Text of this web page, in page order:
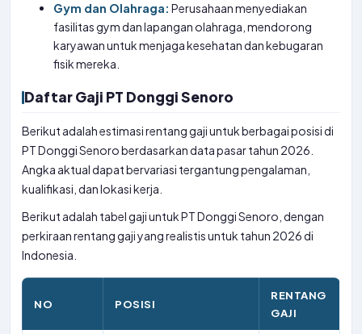
Gym dan Olahraga: Perusahaan menyediakan
fasilitas gym dan lapangan olahraga, mendorong
karyawan untuk menjaga kesehatan dan kebugaran
fisik mereka.
Daftar Gaji PT Donggi Senoro
Berikut adalah estimasi rentang gaji untuk berbagai posisi di
PT Donggi Senoro berdasarkan data pasar tahun 2026.
Angka aktual dapat bervariasi tergantung pengalaman,
kualifikasi, dan lokasi kerja.
Berikut adalah tabel gaji untuk PT Donggi Senoro, dengan
perkiraan rentang gaji yang realistis untuk tahun 2026 di
Indonesia.
NO POSISI
RENTANG
GAJI